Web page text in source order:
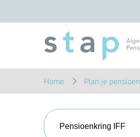
naar
Home Plan je pensioen
Pensioenkring IFF